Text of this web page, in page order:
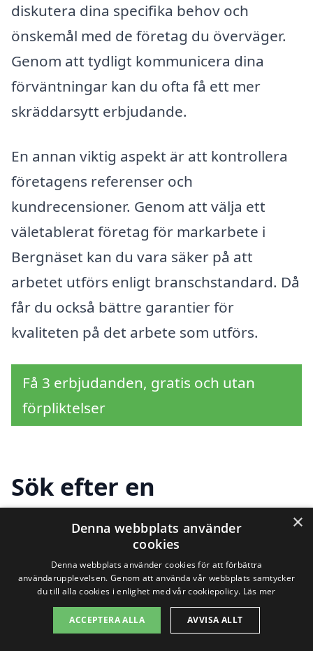
diskutera dina specifika behov och
önskemål med de företag du överväger.
Genom att tydligt kommunicera dina
förväntningar kan du ofta få ett mer
skräddarsytt erbjudande.
En annan viktig aspekt är att kontrollera
företagens referenser och
kundrecensioner. Genom att välja ett
väletablerat företag för markarbete i
Bergnäset kan du vara säker på att
arbetet utförs enligt branschstandard. Då
får du också bättre garantier för
kvaliteten på det arbete som utförs.
Få 3 erbjudanden, gratis och utan
förpliktelser
Sök efter en
professionell för
markarbete i andra
städer nära Bergnäset
Att hitta professionell hjälp för
×
Denna webbplats använder
cookies
Denna webbplats använder cookies för att förbättra
användarupplevelsen. Genom att använda vår webbplats samtycker
du till alla cookies i enlighet med vår cookiepolicy. Läs mer
ACCEPTERA ALLA AVVISA ALLT